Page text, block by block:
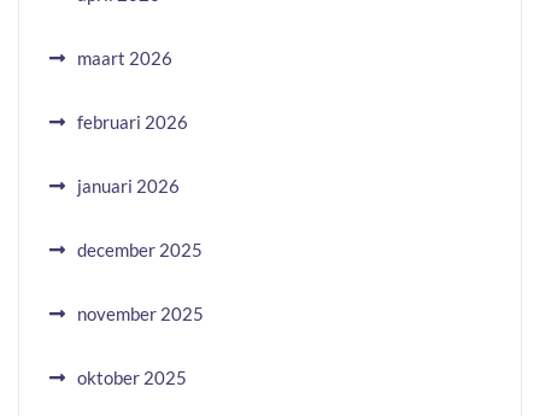
maart 2026
februari 2026
januari 2026
december 2025
november 2025
oktober 2025